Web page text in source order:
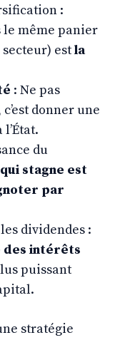
:
le même panier
estla
: Ne pas
donner une
du
stagne est
par
dividendes :
des intérêts
puissant
stratégie